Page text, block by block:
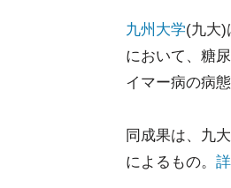
九州大学(九大)
において、糖
イマー病の病
同成果は、九
によるもの。